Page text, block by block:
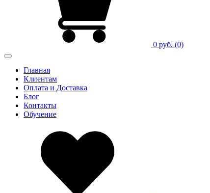
0 руб. (0)
Главная
Клиентам
Оплата и Доставка
Блог
Контакты
Обучение